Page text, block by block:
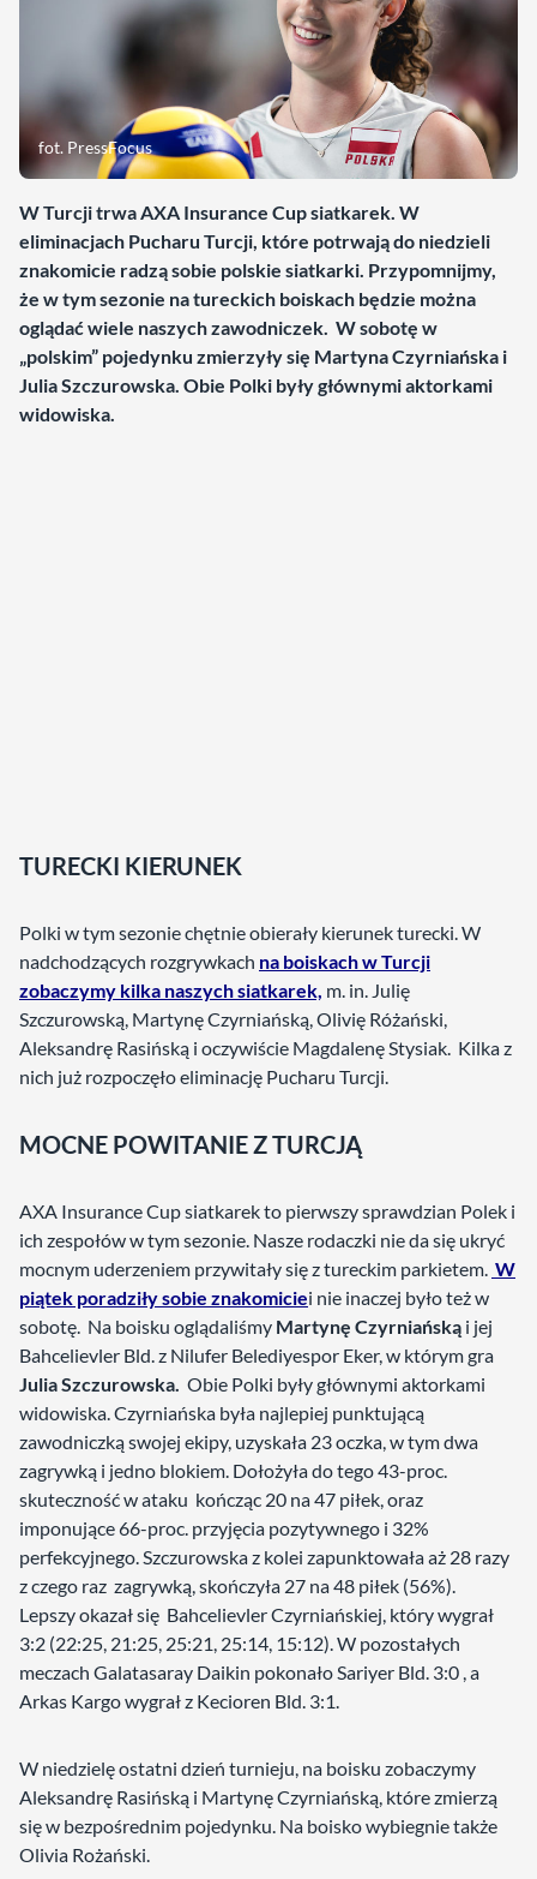
fot. PressFocus
W Turcji trwa AXA Insurance Cup siatkarek. W
eliminacjach Pucharu Turcji, które potrwają do niedzieli
znakomicie radzą sobie polskie siatkarki. Przypomnijmy,
że w tym sezonie na tureckich boiskach będzie można
oglądać wiele naszych zawodniczek. W sobotę w
„polskim” pojedynku zmierzyły się Martyna Czyrniańska i
Julia Szczurowska. Obie Polki były głównymi aktorkami
widowiska.
TURECKI KIERUNEK
Polki w tym sezonie chętnie obierały kierunek turecki. W
nadchodzących rozgrywkach na boiskach w Turcji
zobaczymy kilka naszych siatkarek, m. in. Julię
Szczurowską, Martynę Czyrniańską, Olivię Różański,
Aleksandrę Rasińską i oczywiście Magdalenę Stysiak. Kilka z
nich już rozpoczęło eliminację Pucharu Turcji.
MOCNE POWITANIE Z TURCJĄ
AXA Insurance Cup siatkarek to pierwszy sprawdzian Polek i
ich zespołów w tym sezonie. Nasze rodaczki nie da się ukryć
mocnym uderzeniem przywitały się z tureckim parkietem. W
piątek poradziły sobie znakomiciei nie inaczej było też w
sobotę. Na boisku oglądaliśmy Martynę Czyrniańską i jej
Bahcelievler Bld. z Nilufer Belediyespor Eker, w którym gra
Julia Szczurowska. Obie Polki były głównymi aktorkami
widowiska. Czyrniańska była najlepiej punktującą
zawodniczką swojej ekipy, uzyskała 23 oczka, w tym dwa
zagrywką i jedno blokiem. Dołożyła do tego 43-proc.
skuteczność w ataku kończąc 20 na 47 piłek, oraz
imponujące 66-proc. przyjęcia pozytywnego i 32%
perfekcyjnego. Szczurowska z kolei zapunktowała aż 28 razy
z czego raz zagrywką, skończyła 27 na 48 piłek (56%).
Lepszy okazał się Bahcelievler Czyrniańskiej, który wygrał
3:2 (22:25, 21:25, 25:21, 25:14, 15:12). W pozostałych
meczach Galatasaray Daikin pokonało Sariyer Bld. 3:0 , a
Arkas Kargo wygrał z Kecioren Bld. 3:1.
W niedzielę ostatni dzień turnieju, na boisku zobaczymy
Aleksandrę Rasińską i Martynę Czyrniańską, które zmierzą
się w bezpośrednim pojedynku. Na boisko wybiegnie także
Olivia Rożański.